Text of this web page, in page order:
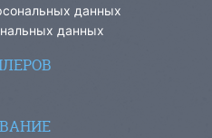
данных
данных